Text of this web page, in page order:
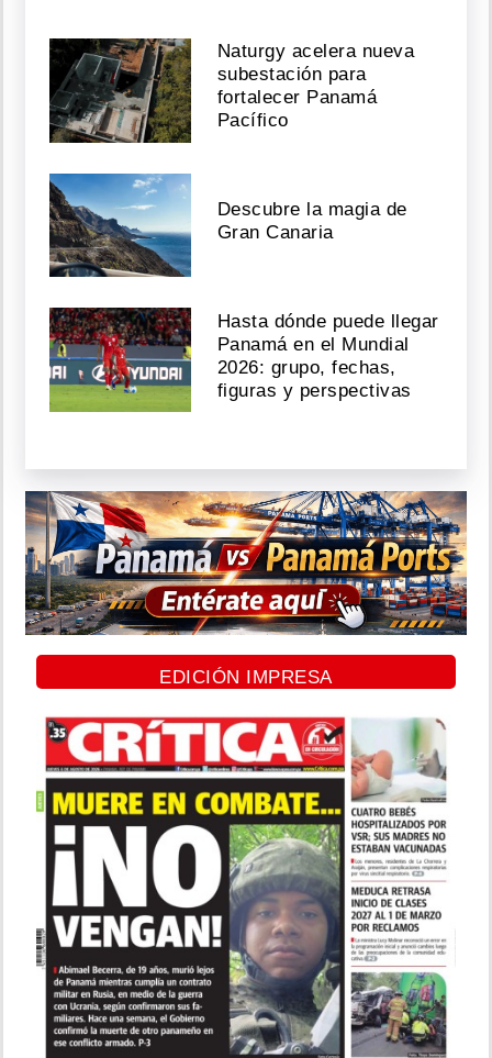
Naturgy acelera nueva
subestación para
fortalecer Panamá
Pacífico
Descubre la magia de
Gran Canaria
Hasta dónde puede llegar
Panamá en el Mundial
2026: grupo, fechas,
figuras y perspectivas
EDICIÓN IMPRESA